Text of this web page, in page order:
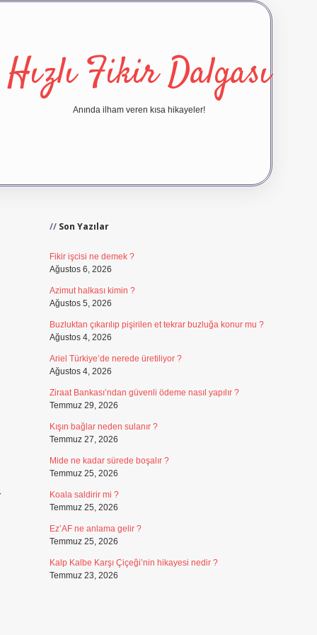
Hızlı Fikir Dalgası
Anında ilham veren kısa hikayeler!
Son Yazılar
Fikir işcisi ne demek ?
Ağustos 6, 2026
Azimut halkası kimin ?
Ağustos 5, 2026
Buzluktan çıkarılıp pişirilen et tekrar buzluğa konur mu ?
Ağustos 4, 2026
Ariel Türkiye’de nerede üretiliyor ?
Ağustos 4, 2026
Ziraat Bankası’ndan güvenli ödeme nasıl yapılır ?
Temmuz 29, 2026
Kışın bağlar neden sulanır ?
Temmuz 27, 2026
Mide ne kadar sürede boşalır ?
Temmuz 25, 2026
Koala saldirir mi ?
Temmuz 25, 2026
Ez’AF ne anlama gelir ?
Temmuz 25, 2026
Kalp Kalbe Karşı Çiçeği’nin hikayesi nedir ?
Temmuz 23, 2026